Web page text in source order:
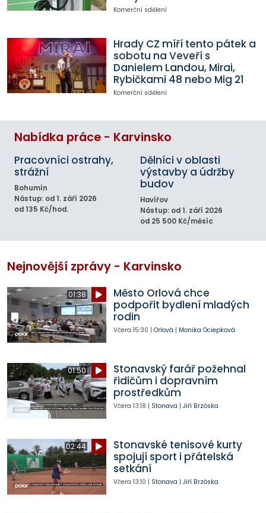
Komerční sdělení
Hrady CZ míří tento pátek a
sobotu na Veveří s
Danielem Landou, Mirai,
Rybičkami 48 nebo Mig 21
Komerční sdělení
Nabídka práce - Karvinsko
Pracovníci ostrahy,
strážní
Bohumín
Nástup: od 1. září 2026
od 135 Kč/hod.
Dělníci v oblasti
výstavby a údržby
budov
Havířov
Nástup: od 1. září 2026
od 25 500 Kč/měsíc
Nejnovější zprávy - Karvinsko
01:38
Město Orlová chce
podpořit bydlení mladých
rodin
Včera 15:30 | Orlová | Monika Ociepková
01:50
Stonavský farář požehnal
řidičům i dopravním
prostředkům
Včera 13:18 | Stonava | Jiří Brzóska
02:44
Stonavské tenisové kurty
spojují sport i přátelská
setkání
Včera 13:10 | Stonava | Jiří Brzóska